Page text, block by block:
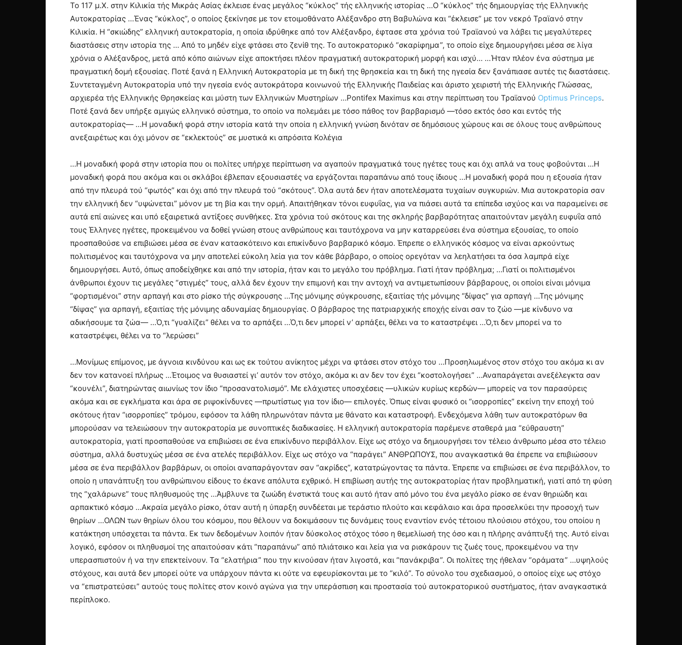
Το 117 μ.Χ. στην Κιλικία τής Μικράς Ασίας έκλεισε ένας μεγάλος “κύκλος” τής ελληνικής ιστορίας …Ο “κύκλος” τής δημιουργίας τής Ελληνικής
Αυτοκρατορίας …Ένας “κύκλος”, ο οποίος ξεκίνησε με τον ετοιμοθάνατο Αλέξανδρο στη Βαβυλώνα και “έκλεισε” με τον νεκρό Τραϊανό στην
Κιλικία. Η “σκιώδης” ελληνική αυτοκρατορία, η οποία ιδρύθηκε από τον Αλέξανδρο, έφτασε στα χρόνια τού Τραϊανού να λάβει τις μεγαλύτερες
διαστάσεις στην ιστορία της … Από το μηδέν είχε φτάσει στο ζενίθ της. Το αυτοκρατορικό “σκαρίφημα”, το οποίο είχε δημιουργήσει μέσα σε λίγα
χρόνια ο Αλέξανδρος, μετά από κόπο αιώνων είχε αποκτήσει πλέον πραγματική αυτοκρατορική μορφή και ισχύ… …Ήταν πλέον ένα σύστημα με
πραγματική δομή εξουσίας. Ποτέ ξανά η Ελληνική Αυτοκρατορία με τη δική της θρησκεία και τη δική της ηγεσία δεν ξανάπιασε αυτές τις διαστάσεις.
Συντεταγμένη Αυτοκρατορία υπό την ηγεσία ενός αυτοκράτορα κοινωνού τής Ελληνικής Παιδείας και άριστο χειριστή τής Ελληνικής Γλώσσας,
αρχιερέα τής Ελληνικής Θρησκείας και μύστη των Ελληνικών Μυστηρίων …Pontifex Maximus και στην περίπτωση του Τραϊανού Optimus Princeps.
Ποτέ ξανά δεν υπήρξε αμιγώς ελληνικό σύστημα, το οποίο να πολεμάει με τόσο πάθος τον βαρβαρισμό —τόσο εκτός όσο και εντός τής
αυτοκρατορίας— …Η μοναδική φορά στην ιστορία κατά την οποία η ελληνική γνώση δινόταν σε δημόσιους χώρους και σε όλους τους ανθρώπους
ανεξαιρέτως και όχι μόνον σε “εκλεκτούς” σε μυστικά κι απρόσιτα Κολέγια
…Η μοναδική φορά στην ιστορία που οι πολίτες υπήρχε περίπτωση να αγαπούν πραγματικά τους ηγέτες τους και όχι απλά να τους φοβούνται …Η
μοναδική φορά που ακόμα και οι σκλάβοι έβλεπαν εξουσιαστές να εργάζονται παραπάνω από τους ίδιους …Η μοναδική φορά που η εξουσία ήταν
από την πλευρά τού “φωτός” και όχι από την πλευρά τού “σκότους”. Όλα αυτά δεν ήταν αποτελέσματα τυχαίων συγκυριών. Μια αυτοκρατορία σαν
την ελληνική δεν “υψώνεται” μόνον με τη βία και την ορμή. Απαιτήθηκαν τόνοι ευφυΐας, για να πιάσει αυτά τα επίπεδα ισχύος και να παραμείνει σε
αυτά επί αιώνες και υπό εξαιρετικά αντίξοες συνθήκες. Στα χρόνια τού σκότους και της σκληρής βαρβαρότητας απαιτούνταν μεγάλη ευφυΐα από
τους Έλληνες ηγέτες, προκειμένου να δοθεί γνώση στους ανθρώπους και ταυτόχρονα να μην καταρρεύσει ένα σύστημα εξουσίας, το οποίο
προσπαθούσε να επιβιώσει μέσα σε έναν κατασκότεινο και επικίνδυνο βαρβαρικό κόσμο. Έπρεπε ο ελληνικός κόσμος να είναι αρκούντως
πολιτισμένος και ταυτόχρονα να μην αποτελεί εύκολη λεία για τον κάθε βάρβαρο, ο οποίος ορεγόταν να λεηλατήσει τα όσα λαμπρά είχε
δημιουργήσει. Αυτό, όπως αποδείχθηκε και από την ιστορία, ήταν και το μεγάλο του πρόβλημα. Γιατί ήταν πρόβλημα; …Γιατί οι πολιτισμένοι
άνθρωποι έχουν τις μεγάλες “στιγμές” τους, αλλά δεν έχουν την επιμονή και την αντοχή να αντιμετωπίσουν βάρβαρους, οι οποίοι είναι μόνιμα
“φορτισμένοι” στην αρπαγή και στο ρίσκο τής σύγκρουσης …Της μόνιμης σύγκρουσης, εξαιτίας τής μόνιμης “δίψας” για αρπαγή …Της μόνιμης
“δίψας” για αρπαγή, εξαιτίας τής μόνιμης αδυναμίας δημιουργίας. Ο βάρβαρος της πατριαρχικής εποχής είναι σαν το ζώο —με κίνδυνο να
αδικήσουμε τα ζώα— …Ό,τι “γυαλίζει” θέλει να το αρπάξει …Ό,τι δεν μπορεί ν’ αρπάξει, θέλει να το καταστρέψει …Ό,τι δεν μπορεί να το
καταστρέψει, θέλει να το “λερώσει”
…Μονίμως επίμονος, με άγνοια κινδύνου και ως εκ τούτου ανίκητος μέχρι να φτάσει στον στόχο του …Προσηλωμένος στον στόχο του ακόμα κι αν
δεν τον κατανοεί πλήρως …Έτοιμος να θυσιαστεί γι’ αυτόν τον στόχο, ακόμα κι αν δεν τον έχει “κοστολογήσει” …Αναπαράγεται ανεξέλεγκτα σαν
“κουνέλι”, διατηρώντας αιωνίως τον ίδιο “προσανατολισμό”. Με ελάχιστες υποσχέσεις —υλικών κυρίως κερδών— μπορείς να τον παρασύρεις
ακόμα και σε εγκλήματα και άρα σε ριψοκίνδυνες —πρωτίστως για τον ίδιο— επιλογές. Όπως είναι φυσικό οι “ισορροπίες” εκείνη την εποχή τού
σκότους ήταν “ισορροπίες” τρόμου, εφόσον τα λάθη πληρωνόταν πάντα με θάνατο και καταστροφή. Ενδεχόμενα λάθη των αυτοκρατόρων θα
μπορούσαν να τελειώσουν την αυτοκρατορία με συνοπτικές διαδικασίες. Η ελληνική αυτοκρατορία παρέμενε σταθερά μια “εύθραυστη”
αυτοκρατορία, γιατί προσπαθούσε να επιβιώσει σε ένα επικίνδυνο περιβάλλον. Είχε ως στόχο να δημιουργήσει τον τέλειο άνθρωπο μέσα στο τέλειο
σύστημα, αλλά δυστυχώς μέσα σε ένα ατελές περιβάλλον. Είχε ως στόχο να “παράγει” ΑΝΘΡΩΠΟΥΣ, που αναγκαστικά θα έπρεπε να επιβιώσουν
μέσα σε ένα περιβάλλον βαρβάρων, οι οποίοι αναπαράγονταν σαν “ακρίδες”, κατατρώγοντας τα πάντα. Έπρεπε να επιβιώσει σε ένα περιβάλλον, το
οποίο η υπανάπτυξη του ανθρώπινου είδους το έκανε απόλυτα εχθρικό. Η επιβίωση αυτής της αυτοκρατορίας ήταν προβληματική, γιατί από τη φύση
της “χαλάρωνε” τους πληθυσμούς της …Άμβλυνε τα ζωώδη ένστικτά τους και αυτό ήταν από μόνο του ένα μεγάλο ρίσκο σε έναν θηριώδη και
αρπακτικό κόσμο …Ακραία μεγάλο ρίσκο, όταν αυτή η ύπαρξη συνδέεται με τεράστιο πλούτο και κεφάλαιο και άρα προσελκύει την προσοχή των
θηρίων …ΟΛΩΝ των θηρίων όλου του κόσμου, που θέλουν να δοκιμάσουν τις δυνάμεις τους εναντίον ενός τέτοιου πλούσιου στόχου, του οποίου η
κατάκτηση υπόσχεται τα πάντα. Εκ των δεδομένων λοιπόν ήταν δύσκολος στόχος τόσο η θεμελίωσή της όσο και η πλήρης ανάπτυξή της. Αυτό είναι
λογικό, εφόσον οι πληθυσμοί της απαιτούσαν κάτι “παραπάνω” από πλιάτσικο και λεία για να ρισκάρουν τις ζωές τους, προκειμένου να την
υπερασπιστούν ή να την επεκτείνουν. Τα “ελατήρια” που την κινούσαν ήταν λιγοστά, και “πανάκριβα”. Οι πολίτες της ήθελαν “οράματα” …υψηλούς
στόχους, και αυτά δεν μπορεί ούτε να υπάρχουν πάντα κι ούτε να εφευρίσκονται με το “κιλό”. Το σύνολο του σχεδιασμού, ο οποίος είχε ως στόχο
να “επιστρατεύσει” αυτούς τους πολίτες στον κοινό αγώνα για την υπεράσπιση και προστασία τού αυτοκρατορικού συστήματος, ήταν αναγκαστικά
περίπλοκο.